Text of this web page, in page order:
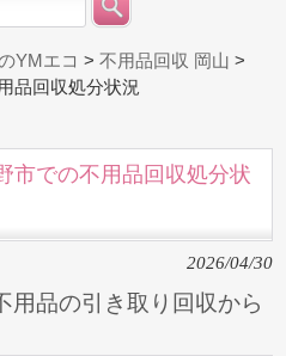
YMエコ > 不用品回収 岡山 >
品回収処分状況
市での不用品回収処分状
2026/04/30
用品の引き取り回収から